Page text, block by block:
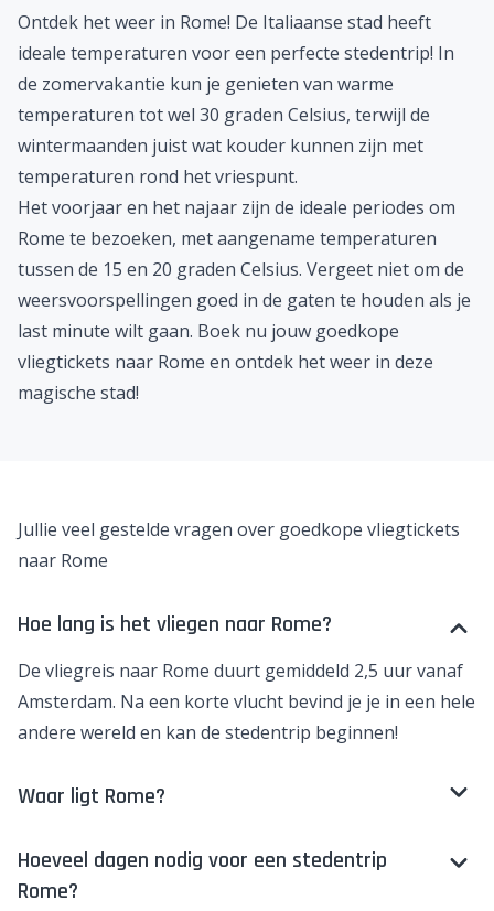
Ontdek het weer in Rome! De Italiaanse stad heeft
ideale temperaturen voor een perfecte stedentrip! In
de zomervakantie kun je genieten van warme
temperaturen tot wel 30 graden Celsius, terwijl de
wintermaanden juist wat kouder kunnen zijn met
temperaturen rond het vriespunt.
Het voorjaar en het najaar zijn de ideale periodes om
Rome te bezoeken, met aangename temperaturen
tussen de 15 en 20 graden Celsius. Vergeet niet om de
weersvoorspellingen goed in de gaten te houden als je
last minute wilt gaan. Boek nu jouw goedkope
vliegtickets naar Rome en ontdek het weer in deze
magische stad!
Jullie veel gestelde vragen over goedkope vliegtickets
naar Rome
Hoe lang is het vliegen naar Rome?
De vliegreis naar Rome duurt gemiddeld 2,5 uur vanaf
Amsterdam. Na een korte vlucht bevind je je in een hele
andere wereld en kan de stedentrip beginnen!
Waar ligt Rome?
Hoeveel dagen nodig voor een stedentrip
Rome?